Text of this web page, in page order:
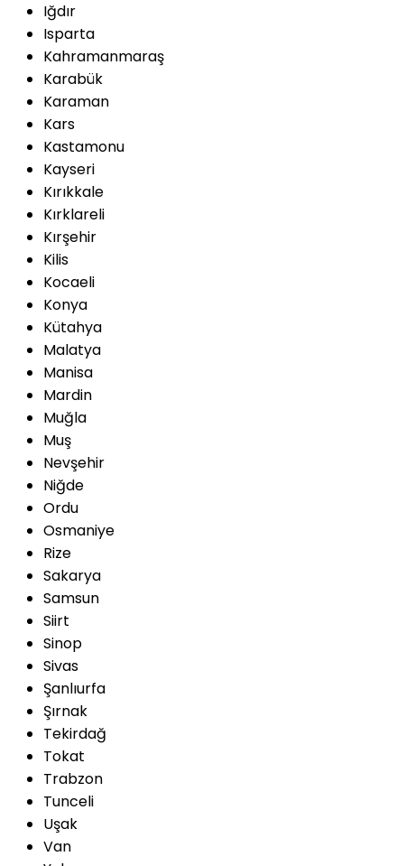
Iğdır
Isparta
Kahramanmaraş
Karabük
Karaman
Kars
Kastamonu
Kayseri
Kırıkkale
Kırklareli
Kırşehir
Kilis
Kocaeli
Konya
Kütahya
Malatya
Manisa
Mardin
Muğla
Muş
Nevşehir
Niğde
Ordu
Osmaniye
Rize
Sakarya
Samsun
Siirt
Sinop
Sivas
Şanlıurfa
Şırnak
Tekirdağ
Tokat
Trabzon
Tunceli
Uşak
Van